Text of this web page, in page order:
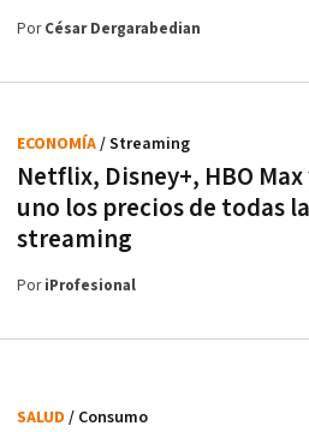
PorCésar Dergarabedian
Netflix, Disney+, HBO
uno los precios de todas
streaming
ECONOMÍA/ Streaming
PoriProfesional
SALUD / Consumo